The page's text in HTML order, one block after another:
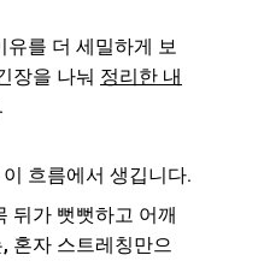
유를 더 세밀하게 보
장을 나눠 정리한 내
흐름에서 생깁니다.
뒤가 뻣뻣하고 어깨
혼자 스트레칭만으